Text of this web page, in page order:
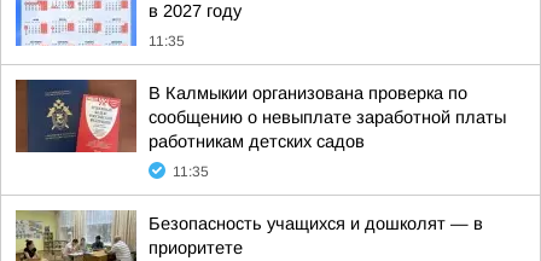
в 2027 году
11:35
В Калмыкии организована проверка по
сообщению о невыплате заработной платы
работникам детских садов
11:35
Безопасность учащихся и дошколят — в
приоритете